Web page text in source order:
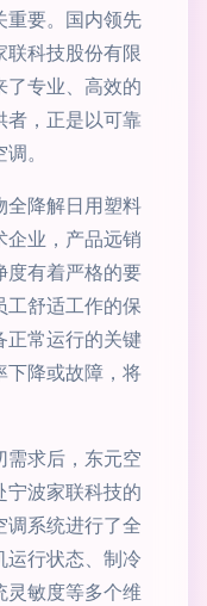
重要。国内领先
科技股份有限
了专业、高效的
者，正是以可靠
。
全降解日用塑料
企业，产品远销
度有着严格的要
工舒适工作的保
正常运行的关键
下降或故障，将
需求后，东元空
宁波家联科技的
调系统进行了全
运行状态、制冷
灵敏度等多个维